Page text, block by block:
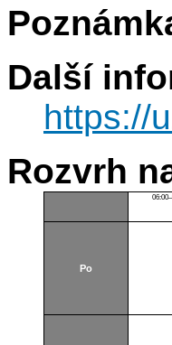
Další
https://
Rozvrh
Po